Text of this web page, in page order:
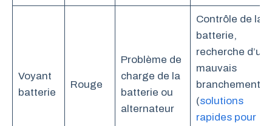
Voyant
batterie
Rouge
Problème de
charge de la
batterie ou
alternateur
Contrôle de la
batterie,
recherche d’un
mauvais
branchement
(solutions
rapides pour